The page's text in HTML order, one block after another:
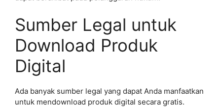
Sumber Legal untuk
Download Produk
Digital
Ada banyak sumber legal yang dapat Anda manfaatkan
untuk mendownload produk digital secara gratis.